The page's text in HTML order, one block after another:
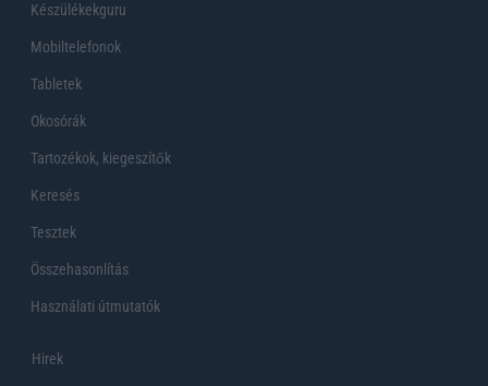
Készülékekguru
Mobiltelefonok
Tabletek
Okosórák
Tartozékok, kiegeszítők
Keresés
Tesztek
Összehasonlítás
Használati útmutatók
Hirek